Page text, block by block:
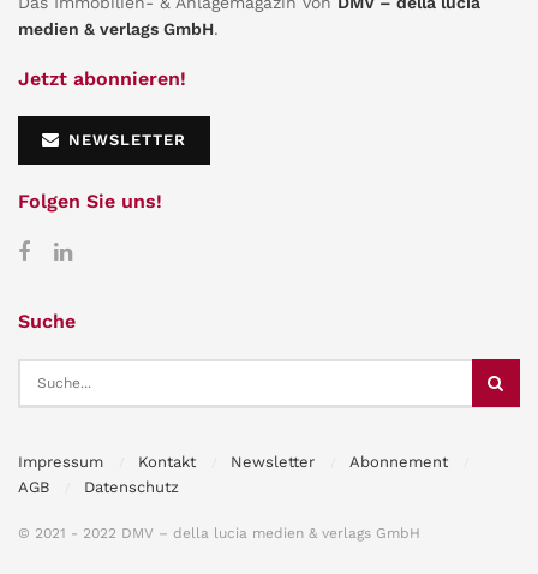
medien & verlags GmbH.
Jetzt abonnieren!
NEWSLETTER
Folgen Sie uns!
Suche
Impressum Kontakt Newsletter
Abonnement
AGB
Datenschutz
© 2021 - 2022 DMV – della lucia medien & verlags GmbH